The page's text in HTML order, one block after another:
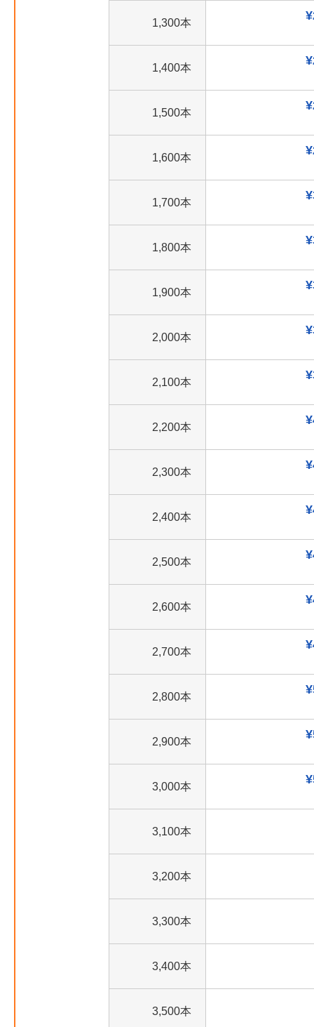
1,300本
1,400本
1,500本
1,600本
1,700本
1,800本
1,900本
2,000本
2,100本
2,200本
2,300本
2,400本
2,500本
2,600本
2,700本
2,800本
2,900本
3,000本
3,100本
3,200本
3,300本
3,400本
3,500本